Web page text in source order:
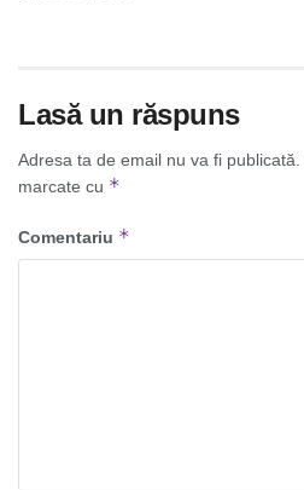
Lasă un răspuns
Adresa ta de email nu va fi publicată.
marcate cu *
Comentariu *